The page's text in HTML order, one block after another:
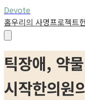
Devote
홈우리의 사명프로젝트
틱장애, 약
시작한의원